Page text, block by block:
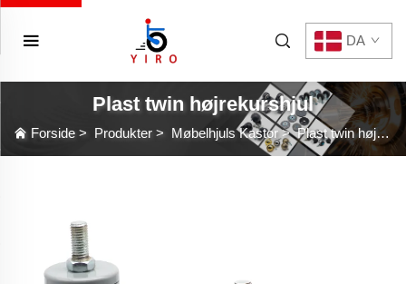
DA
Plast twin højrekurshjul
Forside > Produkter > Møbelhjuls Kastor>Plast twin højrekurshjul